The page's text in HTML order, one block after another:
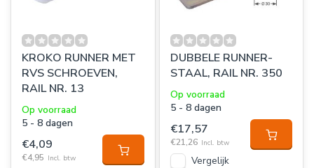
KROKO RUNNER MET
RVS SCHROEVEN,
RAIL NR. 13
Op voorraad
5 - 8 dagen
€4,09
€4,95 Incl. btw
DUBBELE RUNNER-
STAAL, RAIL NR. 350
Op voorraad
5 - 8 dagen
€17,57
€21,26 Incl. btw
Vergelijk